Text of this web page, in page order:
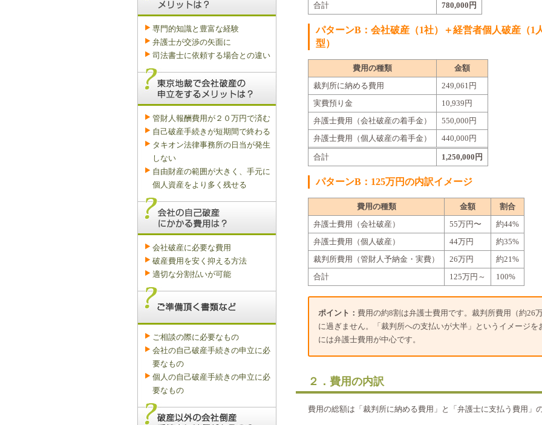
合計 780,000円
パターンB：会社破産（1社）＋経営者個人破産（1
型）
費用の種類
金額
裁判所に納める費用
249,061円
実費預り金
10,939円
弁護士費用（会社破産の着手金）
550,000円
弁護士費用（個人破産の着手金）
440,000円
合計 1,250,000円
パターンB：125万円の内訳イメージ
費用の種類 金額
割合
弁護士費用（会社破産）
55万円〜
約44%
弁護士費用（個人破産）
44万円
約35%
裁判所費用（管財人予納金・実費）
26万円
約21%
合計
125万円～ 100%
ポイント： 費用の約8割は弁護士費用です。裁判所費用（約26
に過ぎません。「裁判所への支払いが大半」というイメージ
には弁護士費用が中心です。
２．費用の内訳
費用の総額は「裁判所に納める費用」と「弁護士に支払う費用」
専門的知識と豊富な経験
弁護士が交渉の矢面に
司法書士に依頼する場合との違い
管財人報酬費用が２０万円で済む
自己破産手続きが短期間で終わる
タキオン法律事務所の日当が発生
しない
自由財産の範囲が大きく、手元に
個人資産をより多く残せる
会社破産に必要な費用
破産費用を安く抑える方法
適切な分割払いが可能
ご相談の際に必要なもの
会社の自己破産手続きの申立に必
要なもの
個人の自己破産手続きの申立に必
要なもの